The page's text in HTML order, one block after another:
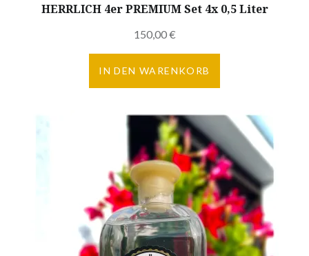
HERRLICH 4er PREMIUM Set 4x 0,5 Liter
150,00€
IN DEN WARENKORB